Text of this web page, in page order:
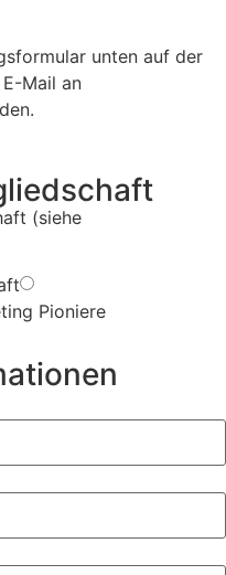
unten auf der
Mail an
(siehe
Pioniere